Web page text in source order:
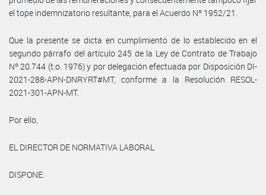
el tope indemnizatorio resultante, para el Acuerdo Nº 1952/21.
Que la presente se dicta en cumplimiento de lo establecido en el
segundo párrafo del artículo 245 de la Ley de Contrato de Trabajo
Nº 20.744 (t.o. 1976) y por delegación efectuada por Disposición DI-
2021-288-APN-DNRYRT#MT, conforme a la Resolución RESOL-
2021-301-APN-MT.
Por ello,
EL DIRECTOR DE NORMATIVA LABORAL
DISPONE: